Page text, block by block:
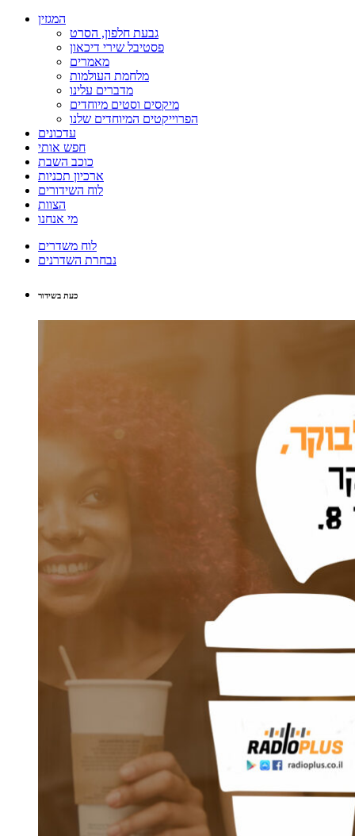
המגזין
גבעת חלפון, הסרט
פסטיבל שירי דיכאון
מאמרים
מלחמת העולמות
מדברים עלינו
מיקסים וסטים מיוחדים
הפרוייקטים המיוחדים שלנו
עדכונים
חפש אותי
כוכב השבת
ארכיון תכניות
לוח השידורים
הצוות
מי אנחנו
לוח משדרים
נבחרת השדרנים
כעת בשידור